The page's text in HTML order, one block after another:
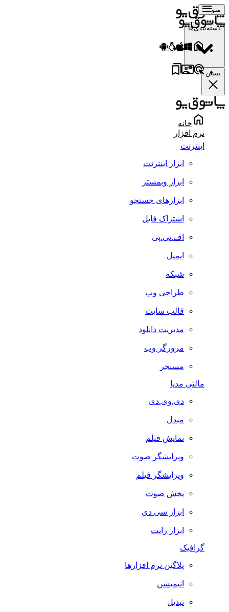
منو
دسته‌بندی‌ها
بستن
خانه
نرم افزار
اینترنت
ابزار اینترنت
ابزار وبمستر
ابزارهای جستجو
اشتراک فایل
اف.تی.پی
ایمیل
شبکه
طراحی وب
قالب سایت
مدیریت دانلود
مرورگر وب
مسنجر
مالتی مدیا
دی.وی.دی
مبدل
نمایش فیلم
ویرایشگر صوت
ویرایشگر فیلم
پخش صوت
ابزار سی دی
ابزار رایت
گرافیک
پلاگین نرم افزارها
انیمیشن
تبدیل